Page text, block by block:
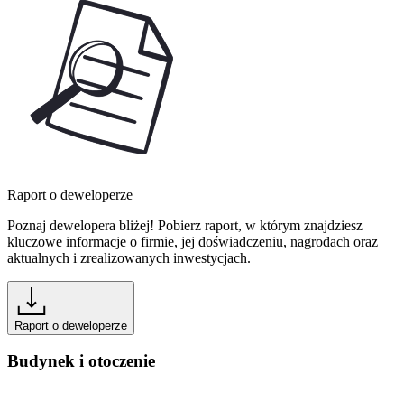
Raport o deweloperze
Poznaj dewelopera bliżej! Pobierz raport, w którym znajdziesz
kluczowe informacje o firmie, jej doświadczeniu, nagrodach oraz
aktualnych i zrealizowanych inwestycjach.
Raport o deweloperze
Budynek i otoczenie